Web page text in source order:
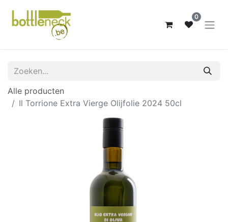
0
Alle producten
Il Torrione Extra Vierge Olijfolie 2024 50cl